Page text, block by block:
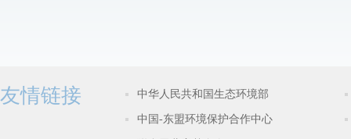
友情链接 中华人民共和国生态环境部
中国-东盟环境保护合作中心